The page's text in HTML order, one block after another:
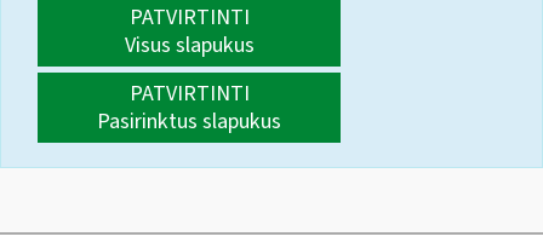
PATVIRTINTI
Visus slapukus
PATVIRTINTI
Pasirinktus slapukus